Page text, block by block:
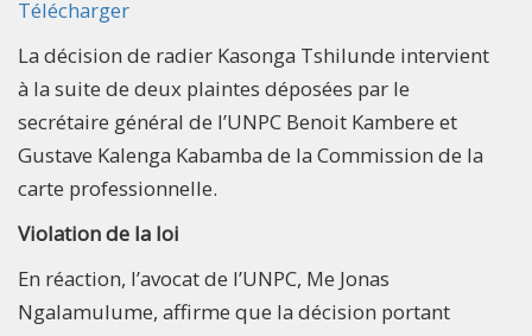
Télécharger
La décision de radier Kasonga Tshilunde intervient
à la suite de deux plaintes déposées par le
secrétaire général de l’UNPC Benoit Kambere et
Gustave Kalenga Kabamba de la Commission de la
carte professionnelle.
Violation de la loi
En réaction, l’avocat de l’UNPC, Me Jonas
Ngalamulume, affirme que la décision portant